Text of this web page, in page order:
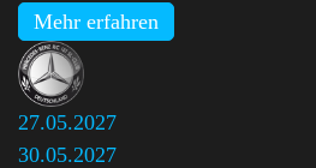
Mehr erfahren
27.05.2027
30.05.2027